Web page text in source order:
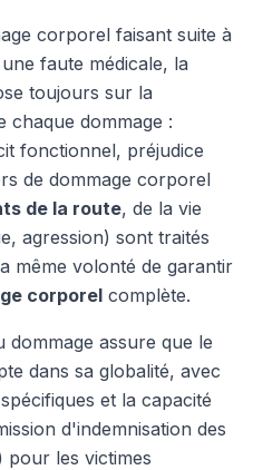
corporel faisant suite à
faute médicale, la
toujours sur la
chaque dommage :
fonctionnel, préjudice
de dommage corporel
de la route, de la vie
agression) sont traités
même volonté de garantir
corporel complète.
dommage assure que le
dans sa globalité, avec
et la capacité
d'indemnisation des
pour les victimes